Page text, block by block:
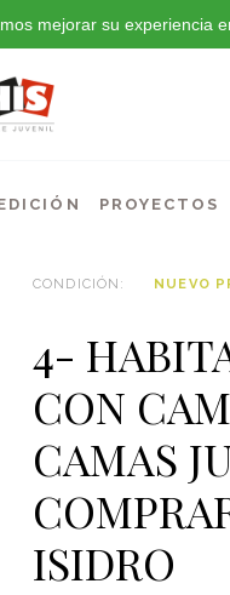
mejorar su experiencia
PROYECTOS
CONDICIÓN: NUEVO
4-
CON
CAMAS
ISIDRO